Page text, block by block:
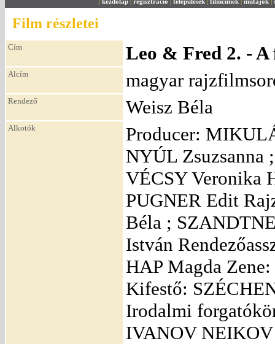
Film részletei
Cím Leo & Fred 2. - A
Alcím magyar
Rendező Weisz Béla
Alkotók
Producer:
NYÚL Zsuzsanna
VÉCSY Veronika
PUGNER Edit
Béla ;
István
HAP Magda
Kifestő:
Irodalmi
IVANOV